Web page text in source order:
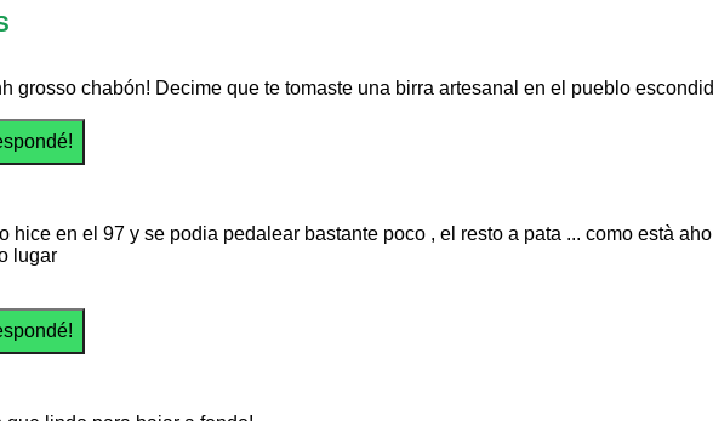
grosso chabón! Decime que te tomaste una birra artesanal en el pueblo
hice en el 97 y se podia pedalear bastante poco , el resto a pata ... como està
lugar